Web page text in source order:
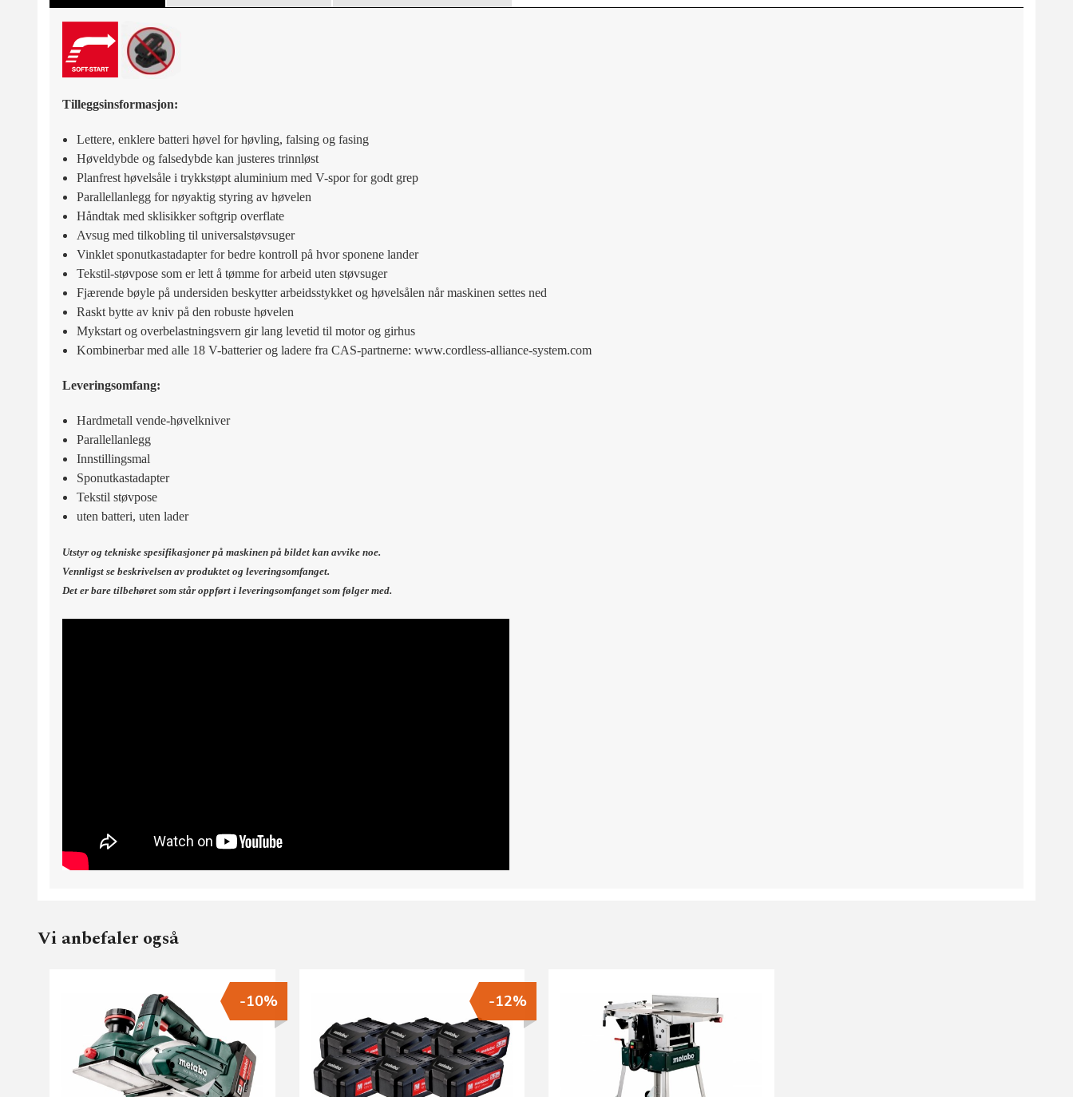
Tilleggsinsformasjon:
Lettere, enklere batteri høvel for høvling, falsing og fasing
Høveldybde og falsedybde kan justeres trinnløst
Planfrest høvelsåle i trykkstøpt aluminium med V-spor for godt grep
Parallellanlegg for nøyaktig styring av høvelen
Håndtak med sklisikker softgrip overflate
Avsug med tilkobling til universalstøvsuger
Vinklet sponutkastadapter for bedre kontroll på hvor sponene lander
Tekstil-støvpose som er lett å tømme for arbeid uten støvsuger
Fjærende bøyle på undersiden beskytter arbeidsstykket og høvelsålen når maskinen settes ned
Raskt bytte av kniv på den robuste høvelen
Mykstart og overbelastningsvern gir lang levetid til motor og girhus
Kombinerbar med alle 18 V-batterier og ladere fra CAS-partnerne: www.cordless-alliance-system.com
Leveringsomfang:
Hardmetall vende-høvelkniver
Parallellanlegg
Innstillingsmal
Sponutkastadapter
Tekstil støvpose
uten batteri, uten lader
Utstyr og tekniske spesifikasjoner på maskinen på bildet kan avvike noe.
Vennligst se beskrivelsen av produktet og leveringsomfanget.
Det er bare tilbehøret som står oppført i leveringsomfanget som følger med.
Vi anbefaler også
-10% -12%